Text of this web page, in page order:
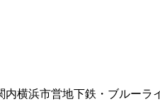
内横浜市営地下鉄・ブルーラ